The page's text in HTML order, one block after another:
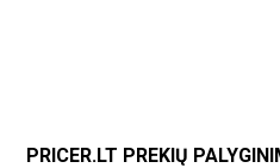
PRICER.LT PREKIŲ